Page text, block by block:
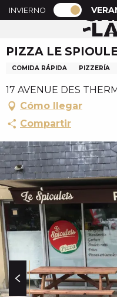
A
l
e
r
u
c
o
t
e
n
u
p
i
n
c
PAGE D’ACCUEIL
INVIERNO
Accueil verano PIZZA
PIZZA LE
COMIDA RÁPIDA PIZZERÍA
17 AVENUE DES
Cómo llegar
Compartir